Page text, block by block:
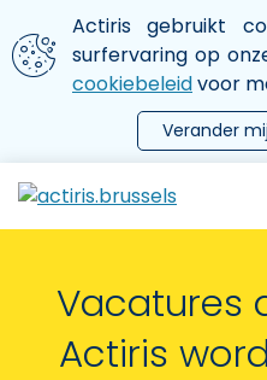
Aller au contenu principal
We gebruiken cookies
Actiris gebruikt
surfervaring op
cookiebeleidvoor
Verander
le menu
Vacatures
Actiris